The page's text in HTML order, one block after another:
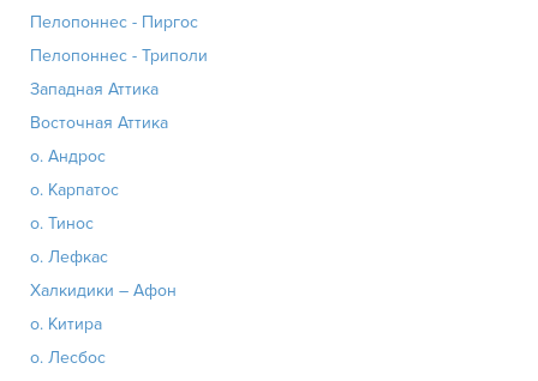
Пелопоннес - Пиргос
Пелопоннес - Триполи
Западная Аттика
Восточная Аттика
о. Андрос
о. Карпатос
о. Тинос
о. Лефкас
Халкидики – Афон
о. Китира
о. Лесбос